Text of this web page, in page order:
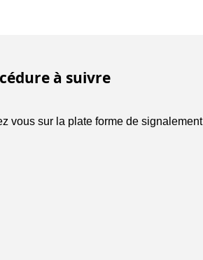
à suivre
vous sur la plate forme de signalement